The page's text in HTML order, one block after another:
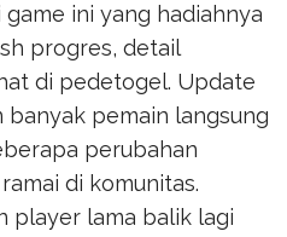
ini yang hadiahnya
progres, detail
di pedetogel. Update
pemain langsung
perubahan
di komunitas.
player lama balik lagi